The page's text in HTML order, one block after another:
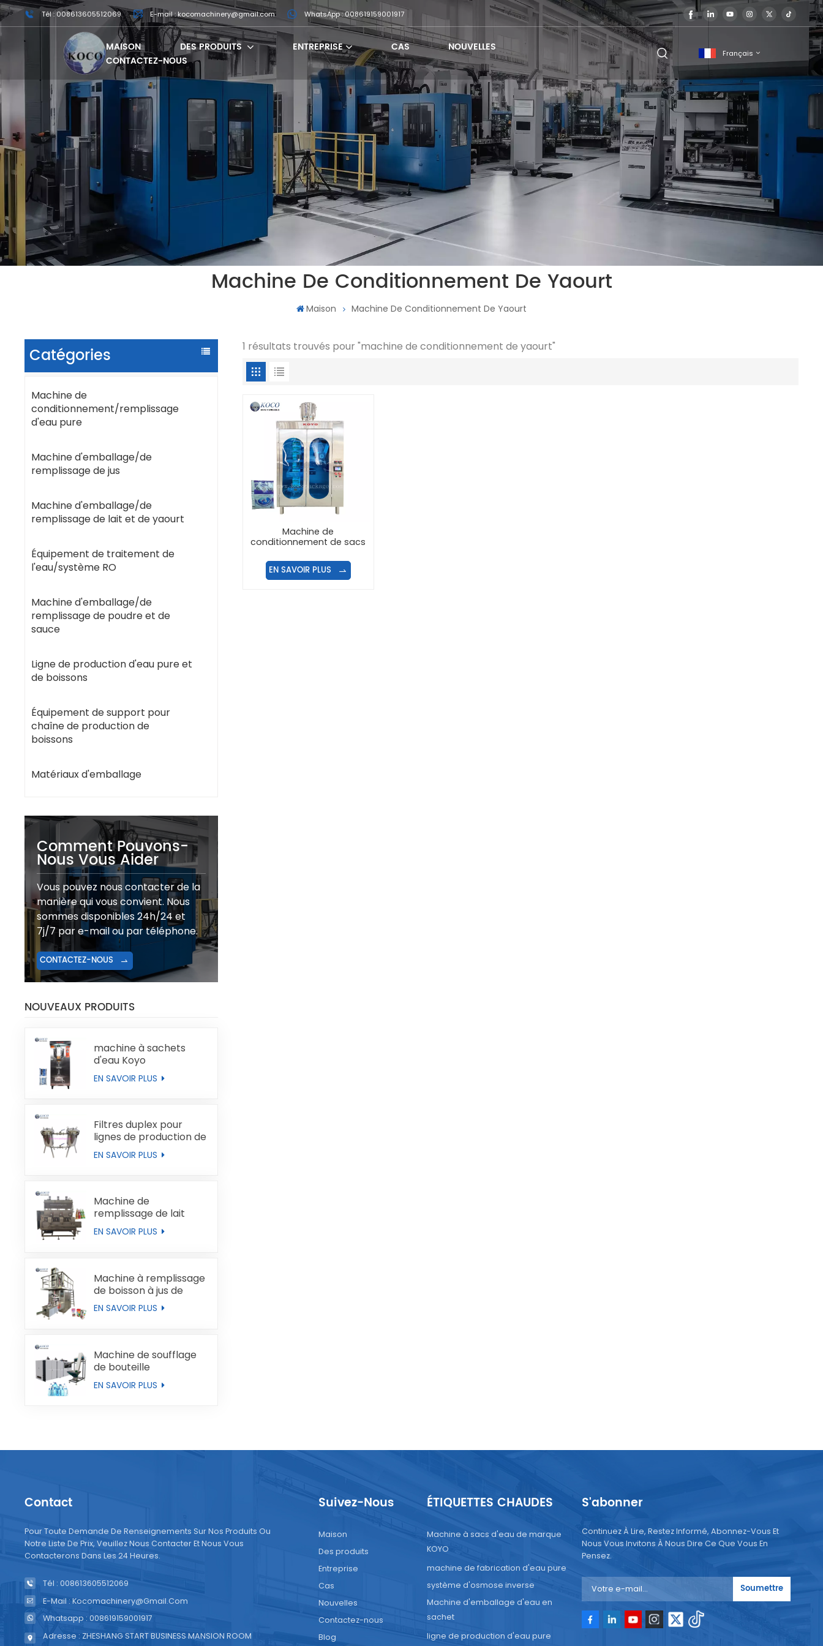
Tél : 008613605512069 E-mail : kocomachinery@gmail.com WhatsApp : 008619159001917
MAISON DES PRODUITS ENTREPRISE CAS
NOUVELLES
CONTACTEZ-NOUS
Français
English
français
Machine De Conditionnement De Yaourt
Maison Machine De Conditionnement De Yaourt
Catégories
Machine de
conditionnement/remplissage
d'eau pure
Machine d'emballage/de
remplissage de jus
Machine d'emballage/de
remplissage de lait et de yaourt
Équipement de traitement de
l'eau/système RO
Machine d'emballage/de
remplissage de poudre et de
sauce
Ligne de production d'eau pure et
de boissons
Équipement de support pour
chaîne de production de
boissons
Matériaux d'emballage
Comment Pouvons-
Nous Vous Aider
Vous pouvez nous contacter de la
manière qui vous convient. Nous
sommes disponibles 24h/24 et
7j/7 par e-mail ou par téléphone.
CONTACTEZ-NOUS
NOUVEAUX PRODUITS
machine à sachets
d'eau Koyo
EN SAVOIR PLUS
Filtres duplex pour
lignes de production de
liquides
EN SAVOIR PLUS
Machine de
remplissage de lait
automatique
EN SAVOIR PLUS
Machine à remplissage
de boisson à jus de
boucles de type brique
EN SAVOIR PLUS
Machine de soufflage
de bouteille
entièrement
automatique
EN SAVOIR PLUS
1 résultats trouvés pour "machine de conditionnement de yaourt"
Machine de
conditionnement de sacs
sachet à joint latéral
EN SAVOIR PLUS
Contact
Pour Toute Demande De Renseignements Sur Nos Produits Ou
Notre Liste De Prix, Veuillez Nous Contacter Et Nous Vous
Contacterons Dans Les 24 Heures.
Tél : 008613605512069
E-Mail : Kocomachinery@gmail.com
Whatsapp : 008619159001917
Adresse : ZHESHANG START BUSINESS MANSION ROOM
Suivez-Nous
Maison
Des produits
Entreprise
Cas
Nouvelles
Contactez-nous
Blog
ÉTIQUETTES CHAUDES
Machine à sacs d'eau de marque
KOYO
machine de fabrication d'eau pure
système d'osmose inverse
Machine d'emballage d'eau en
sachet
ligne de production d'eau pure
S'abonner
Continuez À Lire, Restez Informé, Abonnez-Vous Et
Nous Vous Invitons À Nous Dire Ce Que Vous En
Pensez.
Soumettre